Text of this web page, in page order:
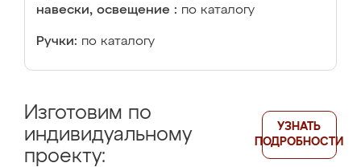
навески, освещение : по каталогу
Ручки: по каталогу
Изготовим по
индивидуальному
проекту:
УЗНАТЬ
ПОДРОБНОСТИ